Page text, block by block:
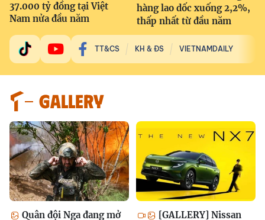
37.000 tỷ đồng tại Việt
Nam nửa đầu năm
hàng lao dốc xuống 2,2%,
thấp nhất từ đầu năm
TT&CS KH & ĐS VIETNAMDAILY
GALLERY
Quân đội Nga đang mở
[GALLERY] Nissan